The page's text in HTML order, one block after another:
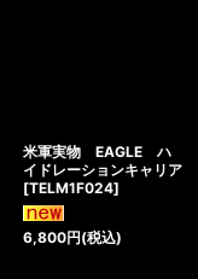
米軍実物 EAGLE ハ
イドレーションキャリア
[TELM1F024]
6,800円(税込)